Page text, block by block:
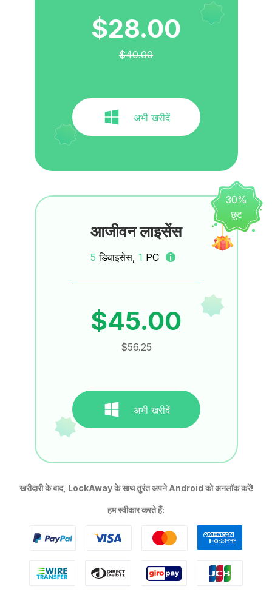
$28.00
$40.00
अभी खरीदें
30%
छूट
आजीवन लाइसेंस
5 डिवाइसेस, 1 PC
$45.00
$56.25
अभी खरीदें
खरीदारी के बाद, LockAway के साथ तुरंत अपने Android को अनलॉक करें!
हम स्वीकार करते हैं: